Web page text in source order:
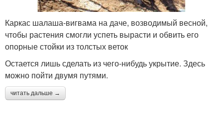
Каркас шалаша-вигвама на даче, возводимый весной,
чтобы растения смогли успеть вырасти и обвить его
опорные стойки из толстых веток
Остается лишь сделать из чего-нибудь укрытие. Здесь
можно пойти двумя путями.
читать дальше →